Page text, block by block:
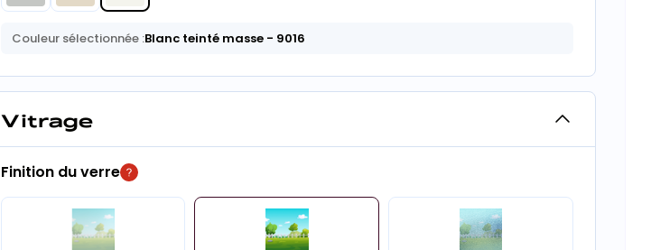
Couleur sélectionnée :Blanc teinté masse- 9016
Vitrage
Finition du verre